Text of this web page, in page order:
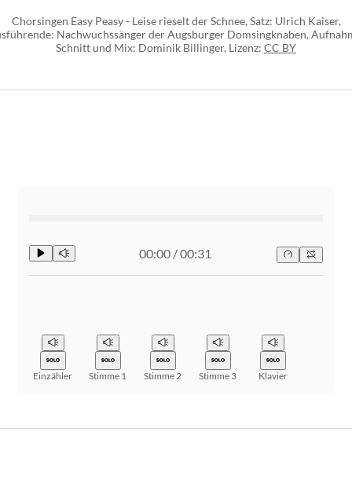
Chorsingen Easy Peasy - Leise rieselt der Schnee, Satz: Ulrich Kaiser,
Nachwuchssänger der Augsburger Domsingknaben,
Schnitt und Mix: Dominik Billinger, Lizenz: CC BY
00:00 /00:31
Einzähler Stimme 1 Stimme 2 Stimme 3 Klavier